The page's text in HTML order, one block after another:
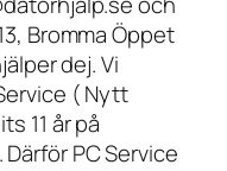
Bromma Öppet
dej. Vi
( Nytt
11 år på
PC Service